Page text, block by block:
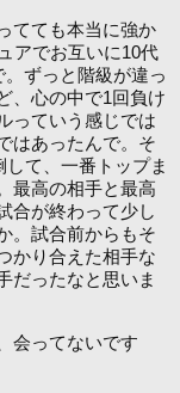
てても本当に強か
アでお互いに10代
ずっと階級が違っ
、心の中で1回負け
っていう感じでは
はあったんで。そ
て、一番トップま
最高の相手と最高
合が終わって少し
。試合前からもそ
かり合えた相手な
だったなと思いま
会ってないです